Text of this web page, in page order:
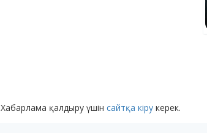
Хабарлама қалдыру үшін сайтқа кіру керек.